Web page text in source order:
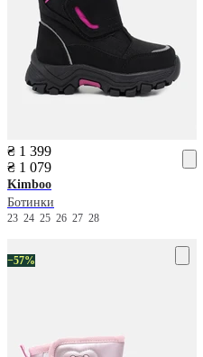
₴ 1 399
₴ 1 079
Kimboo
Ботинки
23 24 25 26 27 28
−57%